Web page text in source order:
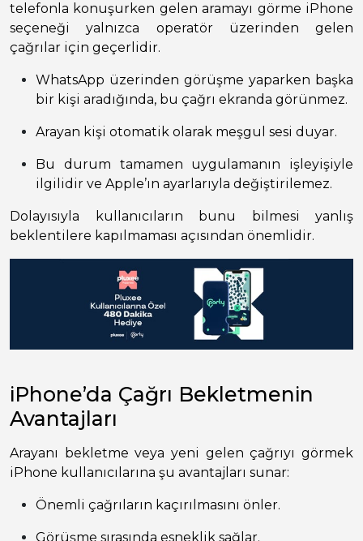
telefonla konuşurken gelen aramayı görme iPhone
seçeneği yalnızca operatör üzerinden gelen
çağrılar için geçerlidir.
WhatsApp üzerinden görüşme yaparken başka
bir kişi aradığında, bu çağrı ekranda görünmez.
Arayan kişi otomatik olarak meşgul sesi duyar.
Bu durum tamamen uygulamanın işleyişiyle
ilgilidir ve Apple’ın ayarlarıyla değiştirilemez.
Dolayısıyla kullanıcıların bunu bilmesi yanlış
beklentilere kapılmaması açısından önemlidir.
iPhone’da Çağrı Bekletmenin
Avantajları
Arayanı bekletme veya yeni gelen çağrıyı görmek
iPhone kullanıcılarına şu avantajları sunar:
Önemli çağrıların kaçırılmasını önler.
Görüşme sırasında esneklik sağlar.